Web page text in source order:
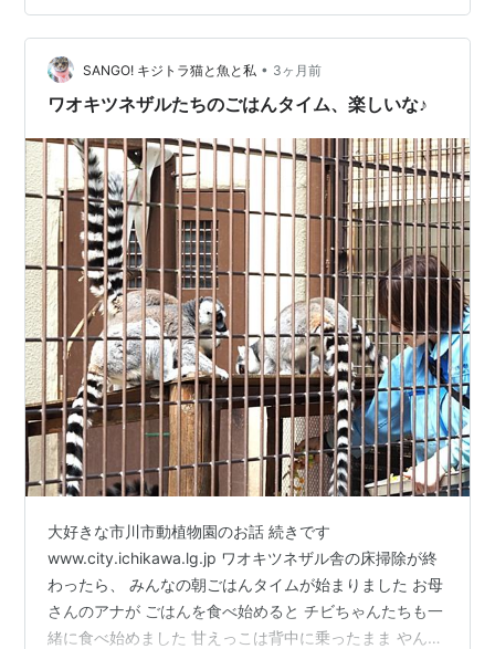
てる様子が映っていてじぇじぇじぇ！のびっくりぽん！
でした(≧◇≦) 誰にも邪魔されないこの場所が気に入った
のかもしれませ…
SANGO! キジトラ猫と魚と私 • 3ヶ月前
ワオキツネザルたちのごはんタイム、楽しいな♪
大好きな市川市動植物園のお話 続きです
www.city.ichikawa.lg.jp ワオキツネザル舎の床掃除が終
わったら、 みんなの朝ごはんタイムが始まりました お母
さんのアナが ごはんを食べ始めると チビちゃんたちも一
緒に食べ始めました 甘えっこは背中に乗ったまま やんち